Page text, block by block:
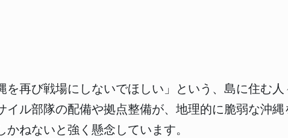
再び戦場にしないでほしい」という、島に住む
イル部隊の配備や拠点整備が、地理的に脆弱な沖
ねないと強く懸念しています。